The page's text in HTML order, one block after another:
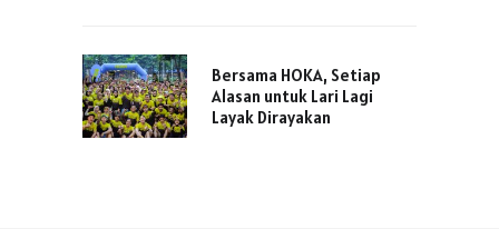
Bersama HOKA, Setiap
Alasan untuk Lari Lagi
Layak Dirayakan